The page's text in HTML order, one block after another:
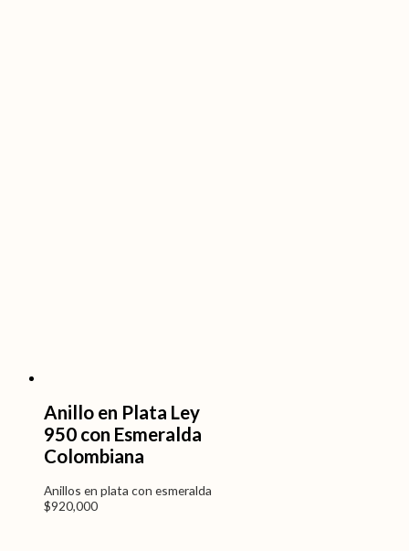
Anillo en Plata Ley
950 con Esmeralda
Colombiana
Anillos en plata con esmeralda
$920,000